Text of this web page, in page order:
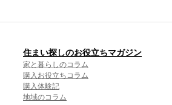
住まい探しのお役立ちマガジン
家と暮らしのコラム
購入お役立ちコラム
購入体験記
地域のコラム